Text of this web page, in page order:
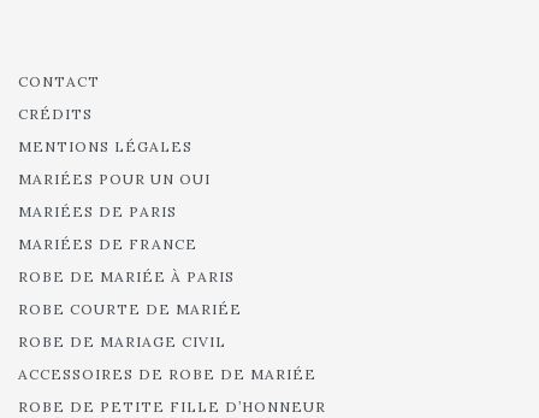
CONTACT
CRÉDITS
MENTIONS LÉGALES
MARIÉES POUR UN OUI
MARIÉES DE PARIS
MARIÉES DE FRANCE
ROBE DE MARIÉE À PARIS
ROBE COURTE DE MARIÉE
ROBE DE MARIAGE CIVIL
ACCESSOIRES DE ROBE DE MARIÉE
ROBE DE PETITE FILLE D’HONNEUR